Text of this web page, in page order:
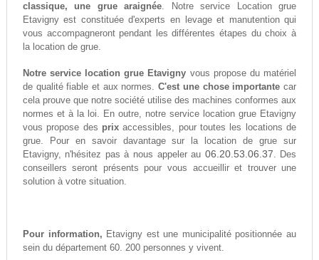
classique, une grue araignée. Notre service Location grue
Etavigny est constituée d'experts en levage et manutention qui
vous accompagneront pendant les différentes étapes du choix à
la location de grue.
Notre service location grue Etavigny vous propose du matériel
de qualité fiable et aux normes.C'est une chose importante car
cela prouve que notre société utilise des machines conformes aux
normes et à la loi. En outre, notre service location grue Etavigny
vous propose des prixaccessibles, pour toutes les locations de
grue. Pour en savoir davantage sur la location de grue sur
Etavigny, n'hésitez pas à nous appeler au 06.20.53.06.37. Des
conseillers seront présents pour vous accueillir et trouver une
solution à votre situation.
Pour information, Etavigny est une municipalité positionnée au
sein du département 60. 200 personnes y vivent.